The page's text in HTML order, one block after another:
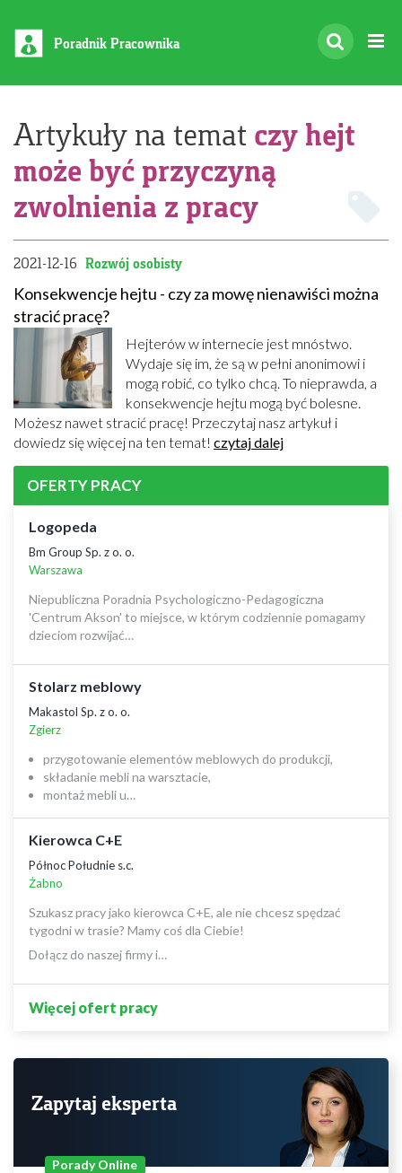
Poradnik Pracownika
Artykuły na temat czy hejt
może być przyczyną
zwolnienia z pracy
2021-12-16 Rozwój osobisty
Konsekwencje hejtu - czy za mowę nienawiści można
stracić pracę?
Hejterów w internecie jest mnóstwo.
Wydaje się im, że są w pełni anonimowi i
mogą robić, co tylko chcą. To nieprawda, a
konsekwencje hejtu mogą być bolesne.
Możesz nawet stracić pracę! Przeczytaj nasz artykuł i
dowiedz się więcej na ten temat! czytaj dalej
OFERTY PRACY
Logopeda
Bm Group Sp. z o. o.
Warszawa
Niepubliczna Poradnia Psychologiczno-Pedagogiczna
'Centrum Akson' to miejsce, w którym codziennie pomagamy
dzieciom rozwijać…
Stolarz meblowy
Makastol Sp. z o. o.
Zgierz
przygotowanie elementów meblowych do produkcji,
składanie mebli na warsztacie,
montaż mebli u…
Kierowca C+E
Północ Południe s.c.
Żabno
Szukasz pracy jako kierowca C+E, ale nie chcesz spędzać
tygodni w trasie? Mamy coś dla Ciebie!
Dołącz do naszej firmy i…
Więcej ofert pracy
Zapytaj eksperta
Porady Online